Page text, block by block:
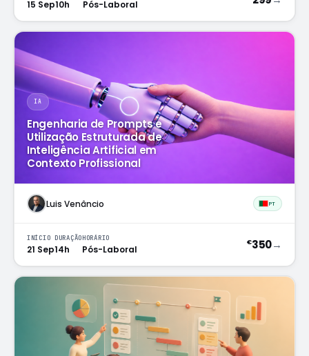
15 Sep10h Pós-Laboral
IA
Engenharia de Prompts e
Utilização Estruturada de
Inteligência Artificial em
Contexto Profissional
Luis Venâncio PT
INÍCIO
21 Sep
DURAÇÃO
14h
HORÁRIO
Pós-Laboral
€350→